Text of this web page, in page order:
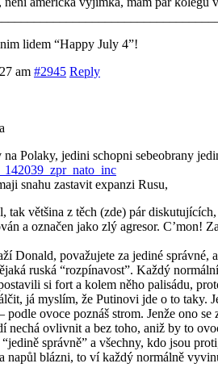
lidem “Happy July 4”!
am #2945 Reply
na Polaky, jedini schopni sebeobrany
snahu zastavit expanzi Rusu,
tak většina z těch (zde) pár
a označen jako zlý agresor.
Donald, považujete za jediné
ruská “rozpínavost”. Každý
si fort a kolem něho palisádu,
já myslím, že Putinovi jde o to taky.
podle ovoce poznáš strom. Jenže ono
nechá ovlivnit a bez toho, aniž by to
správně” a všechny, kdo jsou
napůl blázni, to ví každý normálně